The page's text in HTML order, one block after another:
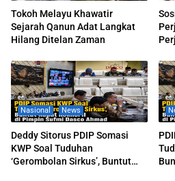
Tokoh Melayu Khawatir
Sejarah Qanun Adat Langkat
Hilang Ditelan Zaman
Nasional News
Deddy Sitorus PDIP Somasi
KWP Soal Tuduhan
‘Gerombolan Sirkus’, Buntut